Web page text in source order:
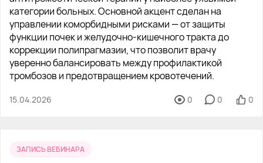
категории больных. Основной акцент сделан на
управлении коморбидными рисками — от защиты
функции почек и желудочно-кишечного тракта до
коррекции полипрагмазии, что позволит врачу
уверенно балансировать между профилактикой
тромбозов и предотвращением кровотечений.
15.04.2026 0 0 0
ЗАПИСЬ ВЕБИНАРА